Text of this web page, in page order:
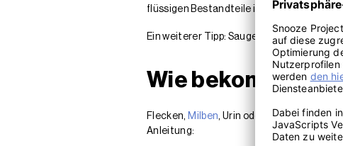
flüssigen Bestandteile in die Matratze.
Ein weiterer Tipp: Sauge die Matratze mit
Wie bekomme ich
Flecken, Milben, Urin oder andere
Anleitung: